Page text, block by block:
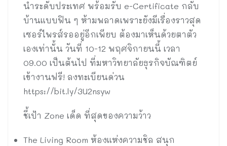
นำระดับประเทศ พร้อมรับ e-Certificate กลับ
บ้านแบบฟิน ๆ ห้ามพลาดเพราะยังมีเรื่องราวสุด
เซอร์ไพรส์รออยู่อีกเพียบ ต้องมาเห็นด้วยตาตัว
เองเท่านั้น วันที่ 10-12 พฤศจิกายนนี้ เวลา
09.00 เป็นต้นไป ที่มหาวิทยาลัยธุรกิจบัณฑิตย์
เข้างานฟรี! ลงทะเบียนด่วน
https://bit.ly/3U2nsyw
ชี้เป้า Zone เด็ด ที่สุดของความว้าว
The Living Room ห้องแห่งความชิล สนุก